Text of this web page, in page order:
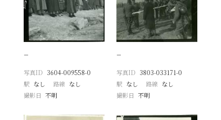
−
写真ID 3604-009558-0
駅 なし 路線 なし
撮影日
不明
−
写真ID 3803-033171-0
駅 なし 路線 なし
撮影日 不明